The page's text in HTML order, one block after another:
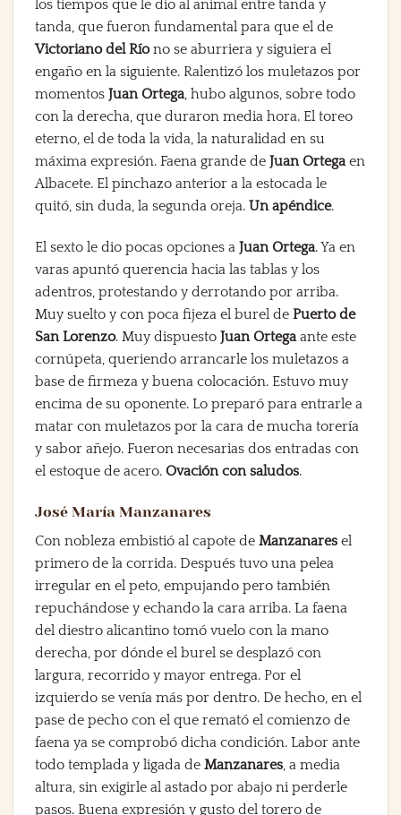
los tiempos que le dio al animal entre tanda y
tanda, que fueron fundamental para que el de
Victoriano del Ríono se aburriera y siguiera el
engaño en la siguiente. Ralentizó los muletazos por
momentos Juan Ortega, hubo algunos, sobre todo
con la derecha, que duraron media hora. El toreo
eterno, el de toda la vida, la naturalidad en su
máxima expresión. Faena grande de Juan Ortegaen
Albacete. El pinchazo anterior a la estocada le
quitó, sin duda, la segunda oreja. Un apéndice.
El sexto le dio pocas opciones a Juan Ortega. Ya en
varas apuntó querencia hacia las tablas y los
adentros, protestando y derrotando por arriba.
Muy suelto y con poca fijeza el burel de Puerto de
San Lorenzo. Muy dispuesto Juan Ortega ante este
cornúpeta, queriendo arrancarle los muletazos a
base de firmeza y buena colocación. Estuvo muy
encima de su oponente. Lo preparó para entrarle a
matar con muletazos por la cara de mucha torería
y sabor añejo. Fueron necesarias dos entradas con
el estoque de acero. Ovación con saludos.
José María Manzanares
Con nobleza embistió al capote de Manzanares el
primero de la corrida. Después tuvo una pelea
irregular en el peto, empujando pero también
repuchándose y echando la cara arriba. La faena
del diestro alicantino tomó vuelo con la mano
derecha, por dónde el burel se desplazó con
largura, recorrido y mayor entrega. Por el
izquierdo se venía más por dentro. De hecho, en el
pase de pecho con el que remató el comienzo de
faena ya se comprobó dicha condición. Labor ante
todo templada y ligada de Manzanares, a media
altura, sin exigirle al astado por abajo ni perderle
pasos. Buena expresión y gusto del torero de